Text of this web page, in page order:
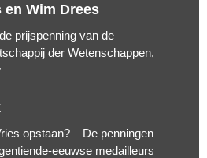
en Wim Drees
prijspenning van de
der Wetenschappen,
opstaan? – De penningen
eeuwse medailleurs